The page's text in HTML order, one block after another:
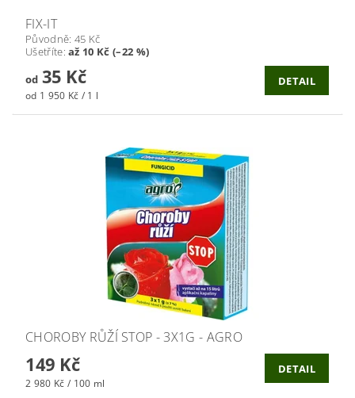
FIX-IT
Původně: 45 Kč
Ušetříte:až 10 Kč (–22 %)
od35 Kč
od 1 950 Kč / 1 l
DETAIL
CHOROBY RŮŽÍ STOP - 3X1G - AGRO
149 Kč
2 980 Kč / 100 ml
DETAIL